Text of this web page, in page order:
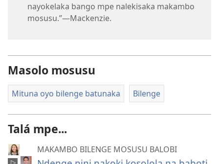
nayokelaka bango mpe nalekisaka makambo
mosusu.”​—Mackenzie.
Masolo mosusu
Mituna oyo bilenge batunaka Bilenge
Talá mpe...
MAKAMBO BILENGE MOSUSU BALOBI